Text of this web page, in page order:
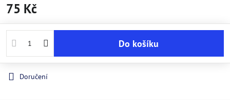
75 Kč
Do košíku
Doručení